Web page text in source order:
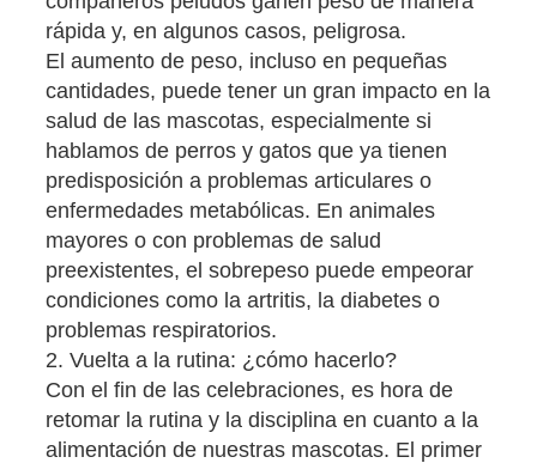
rápida y, en algunos casos, peligrosa.
El aumento de peso, incluso en pequeñas
cantidades, puede tener un gran impacto en la
salud de las mascotas, especialmente si
hablamos de perros y gatos que ya tienen
predisposición a problemas articulares o
enfermedades metabólicas. En animales
mayores o con problemas de salud
preexistentes, el sobrepeso puede empeorar
condiciones como la artritis, la diabetes o
problemas respiratorios.
2. Vuelta a la rutina: ¿cómo hacerlo?
Con el fin de las celebraciones, es hora de
retomar la rutina y la disciplina en cuanto a la
alimentación de nuestras mascotas. El primer